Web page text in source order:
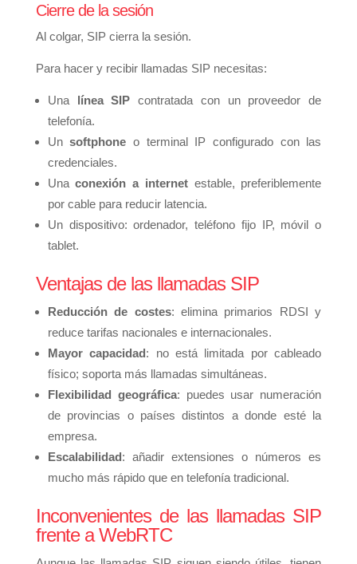
Cierre de la sesión
Al colgar, SIP cierra la sesión.
Para hacer y recibir llamadas SIP necesitas:
Una línea SIP contratada con un proveedor de
telefonía.
Unsoftphone o terminal IP configurado con las
credenciales.
Unaconexión a internetestable, preferiblemente
por cable para reducir latencia.
Un dispositivo: ordenador, teléfono fijo IP, móvil o
tablet.
Ventajas de las llamadas SIP
Reducción de costes: elimina primarios RDSI y
reduce tarifas nacionales e internacionales.
Mayor capacidad: no está limitada por cableado
físico; soporta más llamadas simultáneas.
Flexibilidad geográfica: puedes usar numeración
de provincias o países distintos a donde esté la
empresa.
Escalabilidad: añadir extensiones o números es
mucho más rápido que en telefonía tradicional.
Inconvenientes de las llamadas SIP
frente a WebRTC